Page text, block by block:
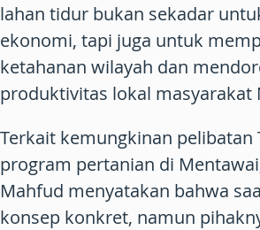
lahan tidur bukan sekadar
ekonomi, tapi juga untuk
ketahanan wilayah dan
produktivitas lokal masyarakat
Terkait kemungkinan pelibatan
program pertanian di
Mahfud menyatakan bahwa
konsep konkret, namun